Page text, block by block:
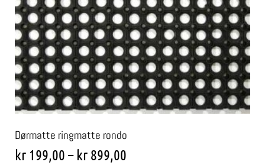
Dørmatte ringmatte rondo
kr 199,00 – kr 899,00